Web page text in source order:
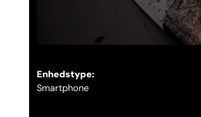
Enhedstype:
Smartphone